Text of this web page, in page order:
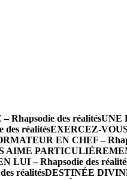
Rhapsodie des réalitésUNE
des réalitésEXERCEZ-
EN CHEF –
AIME
LUI – Rhapsodie des
réalitésDESTINÉE